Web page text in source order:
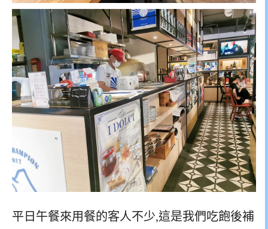
平日午餐來用餐的客人不少,這是我們吃飽後補